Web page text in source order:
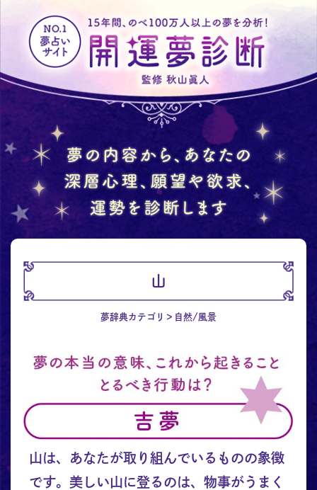
山
夢辞典カテゴリ 自然/風景
山は、あなたが取り組んでいるものの象徴
です。美しい山に登るのは、物事がうまく